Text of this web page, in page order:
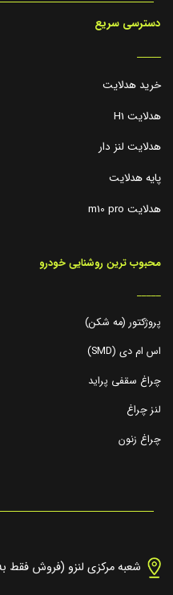
دسترسی سریع
_____
خرید هدلایت
هدلایت H1
هدلایت لنز دار
پایه هدلایت
هدلایت m10 pro
محبوب ترین روشنایی خودرو
_____
پروژکتور (مه شکن)
اس ام دی (SMD)
چراغ سقفی پراید
لنز چراغ
چراغ زنون
شعبه مرکزی لنزو (فروش فقط